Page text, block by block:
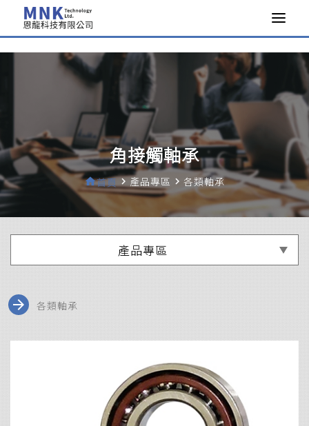
角接觸軸承
home首頁navigate_next產品專區 navigate_next 各類軸承
產品專區
arrow_forward 各類軸承